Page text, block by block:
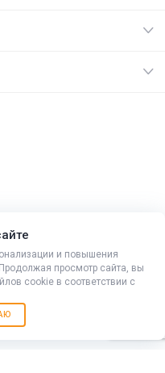
9-43-10,(863) 333-94-78
корпоративный сайт с
и повышения
просмотр сайта, вы
cookie в соответствии с